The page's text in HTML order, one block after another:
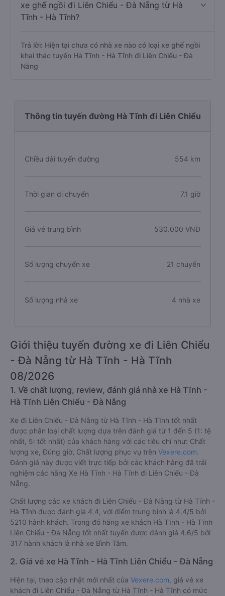
xe ghế ngồi đi Liên Chiểu - Đà Nẵng từ Hà
Tĩnh - Hà Tĩnh?
Trả lời: Hiện tại chưa có nhà xe nào có loại xe ghế ngồi
khai thác tuyến Hà Tĩnh - Hà Tĩnh đi Liên Chiểu - Đà
Nẵng
Thông tin tuyến đường Hà Tĩnh đi Liên Chiểu
Chiều dài tuyến đường 554 km
Thời gian di chuyển 7.1 giờ
Giá vé trung bình 530.000 VNĐ
Số lượng chuyến xe 21 chuyến
Số lượng nhà xe 4 nhà xe
Giới thiệu tuyến đường xe đi Liên Chiểu
- Đà Nẵng từ Hà Tĩnh - Hà Tĩnh
08/2026
1. Về chất lượng, review, đánh giá nhà xe Hà Tĩnh -
Hà Tĩnh Liên Chiểu - Đà Nẵng
Xe đi Liên Chiểu - Đà Nẵng từ Hà Tĩnh - Hà Tĩnh tốt nhất
được phân loại chất lượng dựa trên đánh giá từ 1 đến 5 (1: tệ
nhất, 5: tốt nhất) của khách hàng với các tiêu chí như: Chất
lượng xe, Đúng giờ, Chất lượng phục vụ trên Vexere.com.
Đánh giá này được viết trực tiếp bởi các khách hàng đã trải
nghiệm các hãng Xe Hà Tĩnh - Hà Tĩnh đi Liên Chiểu - Đà
Nẵng.
Chất lượng các xe khách đi Liên Chiểu - Đà Nẵng từ Hà Tĩnh -
Hà Tĩnh được đánh giá 4.4, với điểm trung bình là 4.4/5 bởi
5210 hành khách. Trong đó hãng xe khách Hà Tĩnh - Hà Tĩnh
Liên Chiểu - Đà Nẵng tốt nhất tuyến được đánh giá 4.6/5 bởi
317 hành khách là nhà xe Bình Tâm.
2. Giá vé xe Hà Tĩnh - Hà Tĩnh Liên Chiểu - Đà Nẵng
Hiện tại, theo cập nhật mới nhất của Vexere.com , giá vé xe
khách đi Liên Chiểu - Đà Nẵng từ Hà Tĩnh - Hà Tĩnh có mức